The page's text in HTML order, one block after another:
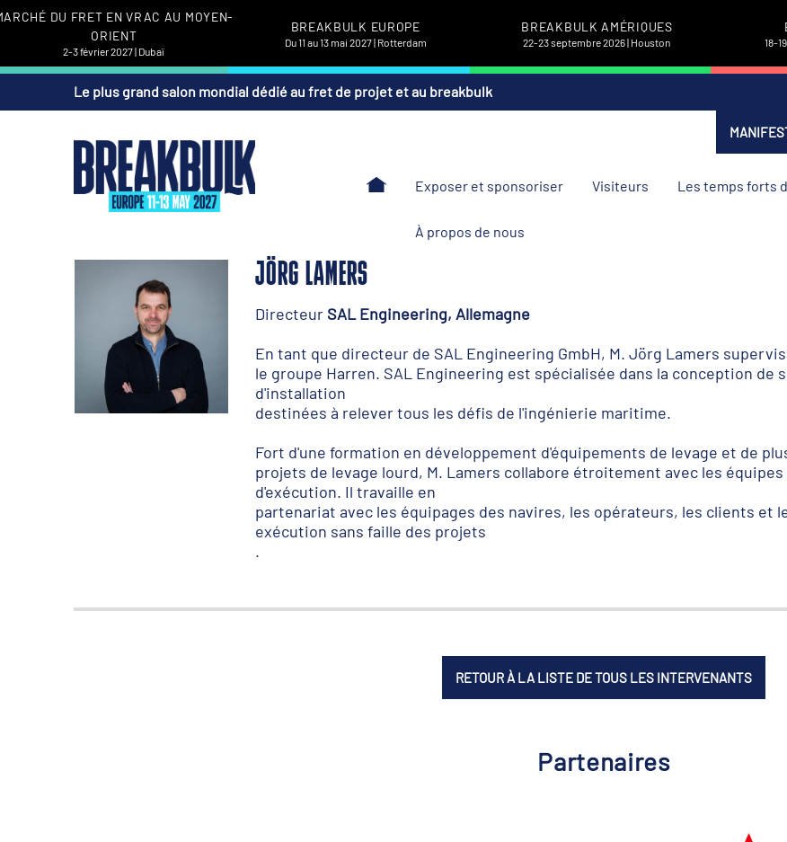
DU FRET EN VRAC AU MOYEN-
ORIENT
2-3 février 2027 | Dubaï
BREAKBULK EUROPE
Du 11 au 13 mai 2027 | Rotterdam
BREAKBULK AMÉRIQUES
22-23 septembre 2026 | Houston 18-
Le plus grand salon mondial dédié au fret de projet et au breakbulk
Exposer et sponsoriser Visiteurs Les temps forts
À propos de nous
JÖRG LAMERS
Directeur SAL Engineering, Allemagne
En tant que directeur de SAL Engineering GmbH, M. Jörg Lamers
le groupe Harren. SAL Engineering est spécialisée dans la conception
d'installation
destinées à relever tous les défis de l'ingénierie maritime.
Fort d'une formation en développement d'équipements de levage et de
projets de levage lourd, M. Lamers collabore étroitement avec les
d'exécution. Il travaille en
partenariat avec les équipages des navires, les opérateurs, les clients et
exécution sans faille des projets
.
RETOUR À LA LISTE DE TOUS LES INTERVENANTS
Partenaires